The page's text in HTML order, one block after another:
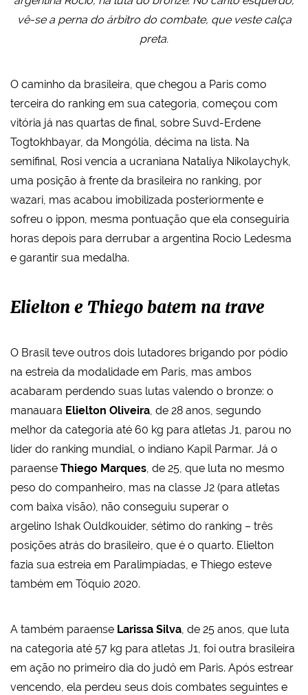
vê-se a perna do árbitro do combate, que veste calça
preta.
O caminho da brasileira, que chegou a Paris como
terceira do ranking em sua categoria, começou com
vitória já nas quartas de final, sobre Suvd-Erdene
Togtokhbayar, da Mongólia, décima na lista. Na
semifinal, Rosi vencia a ucraniana Nataliya Nikolaychyk,
uma posição à frente da brasileira no ranking, por
wazari, mas acabou imobilizada posteriormente e
sofreu o ippon, mesma pontuação que ela conseguiria
horas depois para derrubar a argentina Rocio Ledesma
e garantir sua medalha.
Elielton e Thiego batem na trave
O Brasil teve outros dois lutadores brigando por pódio
na estreia da modalidade em Paris, mas ambos
acabaram perdendo suas lutas valendo o bronze: o
manauara Elielton Oliveira , de 28 anos, segundo
melhor da categoria até 60 kg para atletas J1, parou no
líder do ranking mundial, o indiano Kapil Parmar. Já o
paraense Thiego Marques , de 25, que luta no mesmo
peso do companheiro, mas na classe J2 (para atletas
com baixa visão), não conseguiu superar o
argelino Ishak Ouldkouider, sétimo do ranking – três
posições atrás do brasileiro, que é o quarto. Elielton
fazia sua estreia em Paralimpíadas, e Thiego esteve
também em Tóquio 2020.
A também paraense Larissa Silva , de 25 anos, que luta
na categoria até 57 kg para atletas J1, foi outra brasileira
em ação no primeiro dia do judô em Paris. Após estrear
vencendo, ela perdeu seus dois combates seguintes e